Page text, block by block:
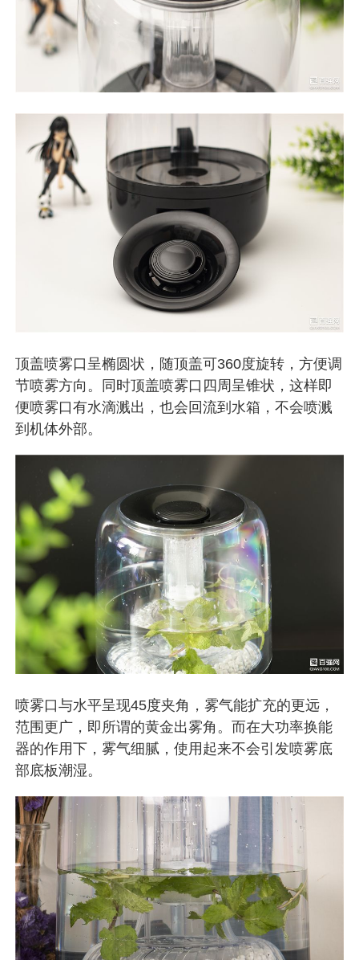
顶盖喷雾口呈椭圆状，随顶盖可360度旋转，方便调
节喷雾方向。同时顶盖喷雾口四周呈锥状，这样即
便喷雾口有水滴溅出，也会回流到水箱，不会喷溅
到机体外部。
喷雾口与水平呈现45度夹角，雾气能扩充的更远，
范围更广，即所谓的黄金出雾角。而在大功率换能
器的作用下，雾气细腻，使用起来不会引发喷雾底
部底板潮湿。